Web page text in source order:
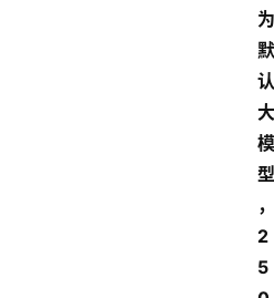
为
默
认
大
模
型
，
2
5